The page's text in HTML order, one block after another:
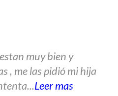
muy bien y
, me las pidió mi hija
Leer mas